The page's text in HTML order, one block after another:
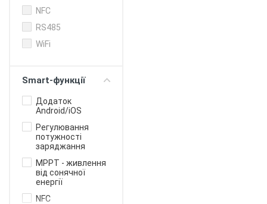
NFC
RS485
WiFi
Smart-функції
Додаток
Android/iOS
Регулювання
потужності
заряджання
MPPT - живлення
від сонячної
енергії
NFC